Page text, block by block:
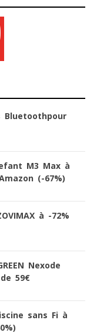
Bluetoothpour
M3 Max à
(-67%)
à -72%
Nexode
59€
sans Fi à